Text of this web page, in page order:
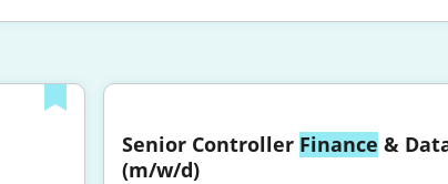
Senior Controller Finance &
(m/w/d)